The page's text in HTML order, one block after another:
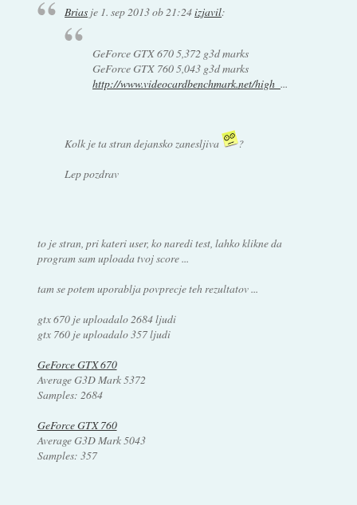
Brias je 1. sep 2013 ob 21:24izjavil:
GeForce GTX 670 5,372 g3d marks
GeForce GTX 760 5,043 g3d marks
http://www.videocardbenchmark.net/high_ ...
Kolk je ta stran dejansko zanesljiva
?
Lep pozdrav
to je stran, pri kateri user, ko naredi test, lahko klikne da
program sam uploada tvoj score ...
tam se potem uporablja povprecje teh rezultatov ...
gtx 670 je uploadalo 2684 ljudi
gtx 760 je uploadalo 357 ljudi
GeForce GTX 670
Average G3D Mark 5372
Samples: 2684
GeForce GTX 760
Average G3D Mark 5043
Samples: 357